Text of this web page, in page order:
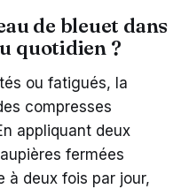
de bleuet dans
quotidien ?
ou fatigués, la
compresses
appliquant deux
fermées
à deux fois par jour,